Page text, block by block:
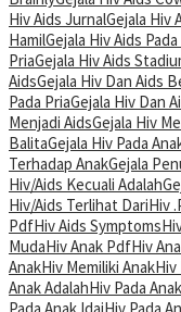
Hiv Aids JurnalGejala Hiv
HamilGejala Hiv Aids
PriaGejala Hiv Aids
AidsGejala Hiv Dan Aids
Pada PriaGejala Hiv Dan
Menjadi AidsGejala Hiv
BalitaGejala Hiv Pada
Terhadap AnakGejala
Hiv/Aids Kecuali Adalah
Hiv/Aids Terlihat DariHiv
PdfHiv Aids Symptoms
MudaHiv Anak PdfHiv
AnakHiv Memiliki AnakHiv
Anak AdalahHiv Pada